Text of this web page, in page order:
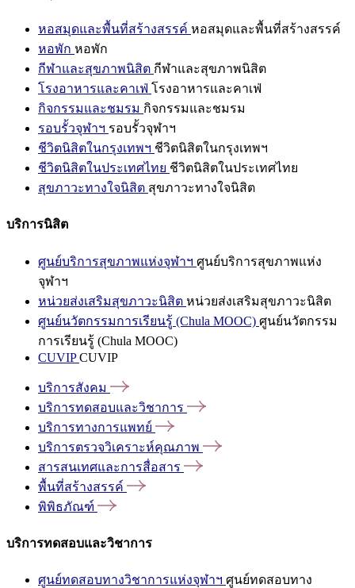
หอสมุดและพื้นที่สร้างสรรค์ หอสมุดและพื้นที่สร้างสรรค์
หอพัก หอพัก
กีฬาและสุขภาพนิสิต กีฬาและสุขภาพนิสิต
โรงอาหารและคาเฟ่ โรงอาหารและคาเฟ่
กิจกรรมและชมรม กิจกรรมและชมรม
รอบรั้วจุฬาฯ รอบรั้วจุฬาฯ
ชีวิตนิสิตในกรุงเทพฯ ชีวิตนิสิตในกรุงเทพฯ
ชีวิตนิสิตในประเทศไทย ชีวิตนิสิตในประเทศไทย
สุขภาวะทางใจนิสิต สุขภาวะทางใจนิสิต
บริการนิสิต
ศูนย์บริการสุขภาพแห่งจุฬาฯ ศูนย์บริการสุขภาพแห่ง
จุฬาฯ
หน่วยส่งเสริมสุขภาวะนิสิต หน่วยส่งเสริมสุขภาวะนิสิต
ศูนย์นวัตกรรมการเรียนรู้ (Chula MOOC) ศูนย์นวัตกรรม
การเรียนรู้ (Chula MOOC)
CUVIPCUVIP
บริการสังคม
บริการทดสอบและวิชาการ
บริการทางการแพทย์
บริการตรวจวิเคราะห์คุณภาพ
สารสนเทศและการสื่อสาร
พื้นที่สร้างสรรค์
พิพิธภัณฑ์
บริการทดสอบและวิชาการ
ศูนย์ทดสอบทางวิชาการแห่งจุฬาฯ ศูนย์ทดสอบทาง